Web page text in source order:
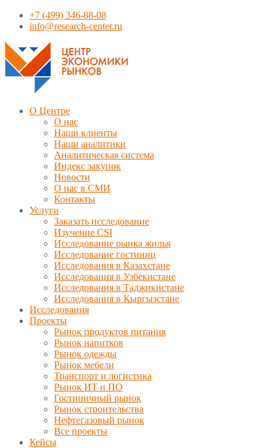
+7 (499) 346-88-08
info@research-center.ru
О Центре
О нас
Наши клиенты
Наши аналитики
Аналитическая система
Индекс закупок
Новости
О нас в СМИ
Контакты
Услуги
Заказать исследование
Изучение CSI
Исследование рынка жилья
Исследование гостиниц
Исследования в Казахстане
Исследования в Узбекистане
Исследования в Таджикистане
Исследования в Кыргызстане
Исследования
Проекты
Рынок продуктов питания
Рынок напитков
Рынок одежды
Рынок мебели
Транспорт и логистика
Рынок ИТ и ПО
Гостиничный рынок
Рынок строительства
Нефтегазовый рынок
Все проекты
Кейсы